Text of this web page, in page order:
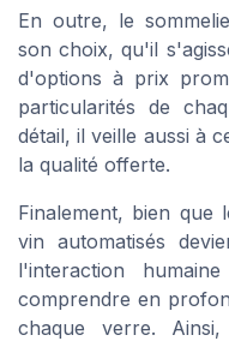
En outre, le
son choix, qu'il
d'options à prix
particularités de
détail, il veille aussi à
la qualité offerte.
Finalement, bien que
vin automatisés
l'interaction
comprendre en
chaque verre.